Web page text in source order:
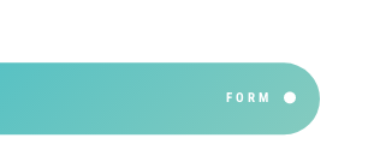
FORM